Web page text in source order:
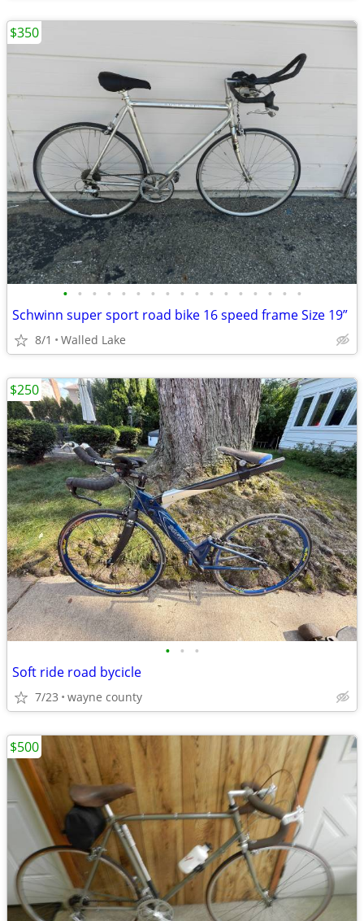
• • • • • • • • • • • • • • • • •
Schwinn super sport road bike 16 speed frame Size 19”
8/1 Walled Lake
$350
• • •
Soft ride road bycicle
7/23 wayne county
$250
$500